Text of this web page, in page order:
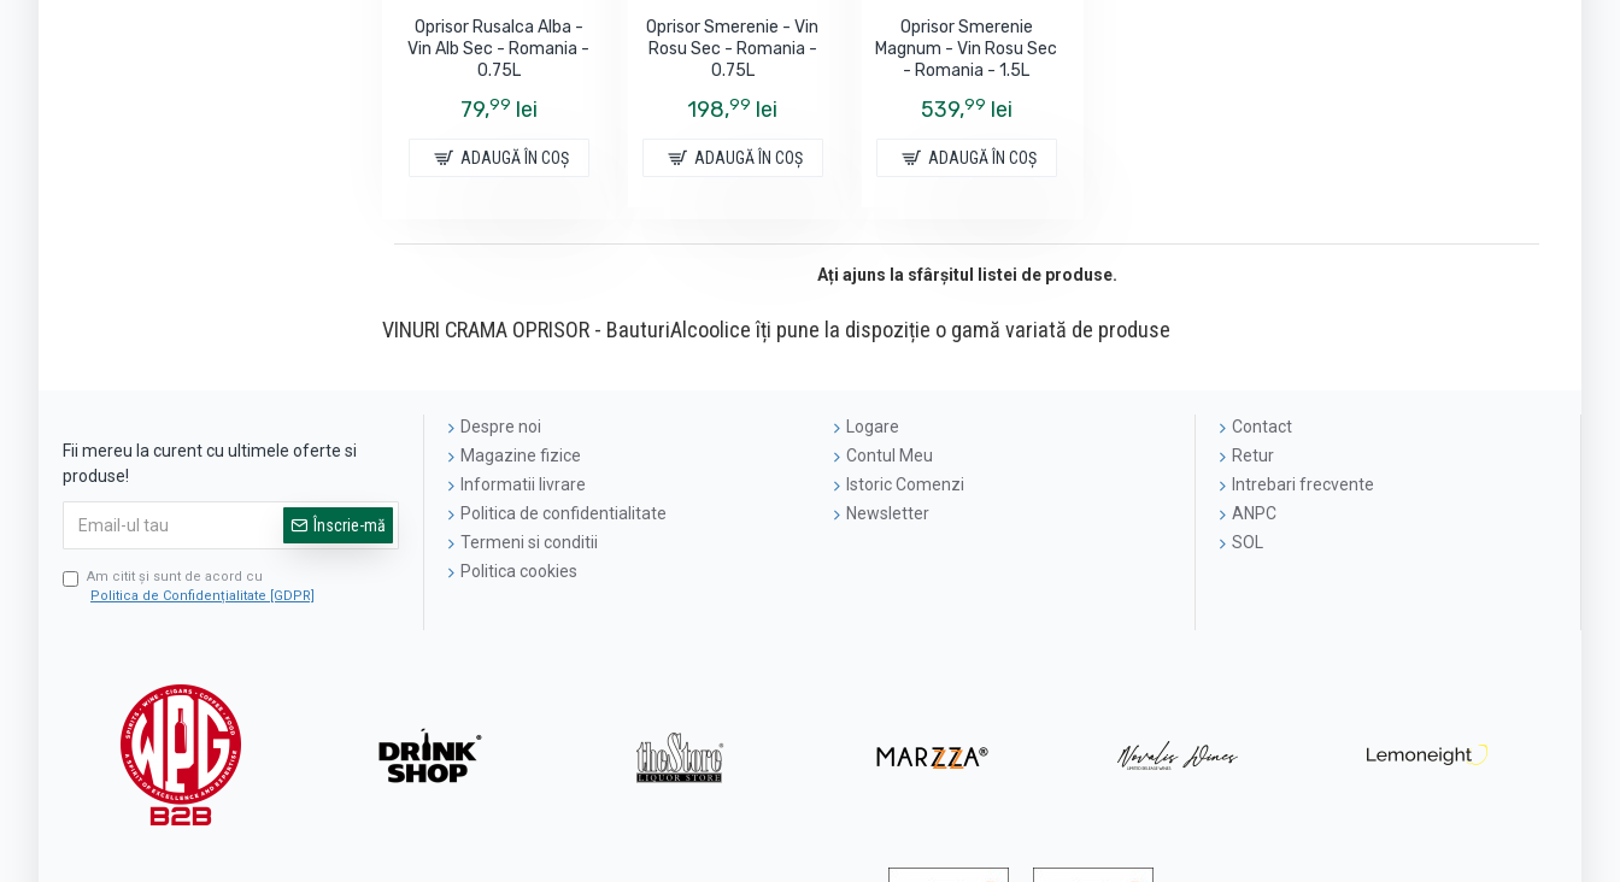
Oprisor Rusalca Alba -
Vin Alb Sec - Romania -
0.75L
79,99 lei
ADAUGĂ ÎN COŞ
Oprisor Smerenie - Vin
Rosu Sec - Romania -
0.75L
198,99 lei
ADAUGĂ ÎN COŞ
Oprisor Smerenie
Magnum - Vin Rosu Sec
- Romania - 1.5L
539,99 lei
ADAUGĂ ÎN COŞ
Ați ajuns la sfârșitul listei de produse.
VINURI CRAMA OPRISOR - BauturiAlcoolice îți pune la dispoziție o gamă variată de produse
Fii mereu la curent cu ultimele oferte si
produse!
Înscrie-mă
Am citit şi sunt de acord cu
Politica de Confidențialitate [GDPR]
Despre noi
Magazine fizice
Informatii livrare
Politica de confidentialitate
Termeni si conditii
Politica cookies
Logare
Contul Meu
Istoric Comenzi
Newsletter
Contact
Retur
Intrebari frecvente
ANPC
SOL